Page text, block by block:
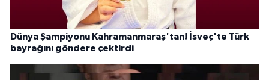
Dünya Şampiyonu Kahramanmaraş'tan! İsveç'te Türk
bayrağını göndere çektirdi